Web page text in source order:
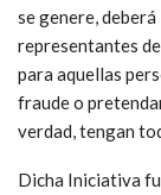
se genere,
representantes
para aquellas
fraude o
verdad, tengan
Dicha Iniciativa